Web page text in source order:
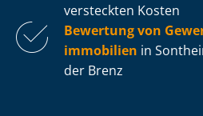
versteckten Kosten
Bewertung von
im­mo­bi­li­en in
der Brenz